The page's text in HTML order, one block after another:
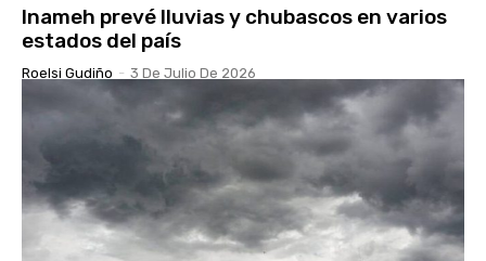
Inameh prevé lluvias y chubascos en varios
estados del país
Roelsi Gudiño - 3 De Julio De 2026